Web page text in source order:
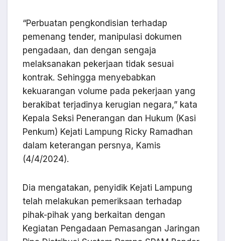
“Perbuatan pengkondisian terhadap
pemenang tender, manipulasi dokumen
pengadaan, dan dengan sengaja
melaksanakan pekerjaan tidak sesuai
kontrak. Sehingga menyebabkan
kekuarangan volume pada pekerjaan yang
berakibat terjadinya kerugian negara,” kata
Kepala Seksi Penerangan dan Hukum (Kasi
Penkum) Kejati Lampung Ricky Ramadhan
dalam keterangan persnya, Kamis
(4/4/2024).
Dia mengatakan, penyidik Kejati Lampung
telah melakukan pemeriksaan terhadap
pihak-pihak yang berkaitan dengan
Kegiatan Pengadaan Pemasangan Jaringan